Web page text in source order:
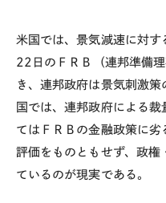
米国では、景気減速に対す
22日のＦＲＢ（連邦準備
き、連邦政府は景気刺激
国では、連邦政府による
てはＦＲＢの金融政策に
評価をものともせず、政権
ているのが現実である。